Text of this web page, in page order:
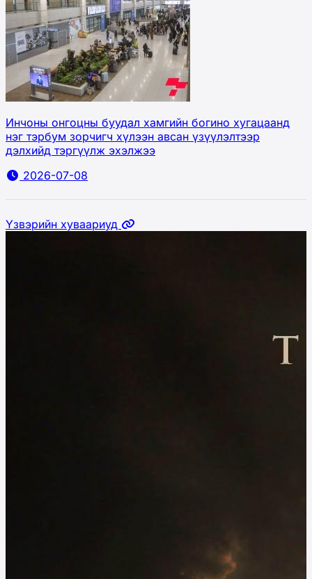
Инчоны онгоцны буудал хамгийн богино хугацаанд
нэг тэрбум зорчигч хүлээн авсан үзүүлэлтээр
дэлхийд тэргүүлж эхэлжээ
2026-07-08
Үзвэрийн хуваариуд